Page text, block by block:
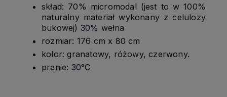
skład: 70% micromodal (jest to w 100%
naturalny materiał wykonany z celulozy
bukowej) 30% wełna
rozmiar: 176 cm x 80 cm
kolor: granatowy, różowy, czerwony.
pranie: 30°C